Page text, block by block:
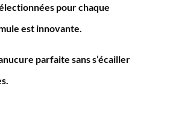
pour chaque
est innovante
parfaite sans s’écailler